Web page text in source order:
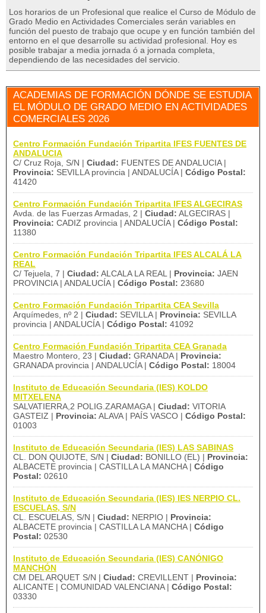
Los horarios de un Profesional que realice el Curso de Módulo de
Grado Medio en Actividades Comerciales serán variables en
función del puesto de trabajo que ocupe y en función también del
entorno en el que desarrolle su actividad profesional. Hoy es
posible trabajar a media jornada ó a jornada completa,
dependiendo de las necesidades del servicio.
ACADEMIAS DE FORMACIÓN DÓNDE SE ESTUDIA
EL MÓDULO DE GRADO MEDIO EN ACTIVIDADES
COMERCIALES 2026
Centro Formación Fundación Tripartita IFES FUENTES DE
ANDALUCIA
C/ Cruz Roja, S/N | Ciudad: FUENTES DE ANDALUCIA |
Provincia: SEVILLA provincia | ANDALUCÍA | Código Postal:
41420
Centro Formación Fundación Tripartita IFES ALGECIRAS
Avda. de las Fuerzas Armadas, 2 | Ciudad: ALGECIRAS |
Provincia: CADIZ provincia | ANDALUCÍA | Código Postal:
11380
Centro Formación Fundación Tripartita IFES ALCALÁ LA
REAL
C/ Tejuela, 7 | Ciudad: ALCALA LA REAL | Provincia: JAEN
PROVINCIA | ANDALUCÍA | Código Postal: 23680
Centro Formación Fundación Tripartita CEA Sevilla
Arquímedes, nº 2 | Ciudad: SEVILLA | Provincia: SEVILLA
provincia | ANDALUCÍA | Código Postal: 41092
Centro Formación Fundación Tripartita CEA Granada
Maestro Montero, 23 | Ciudad: GRANADA | Provincia:
GRANADA provincia | ANDALUCÍA | Código Postal: 18004
Instituto de Educación Secundaria (IES) KOLDO
MITXELENA
SALVATIERRA,2 POLIG.ZARAMAGA | Ciudad: VITORIA
GASTEIZ | Provincia: ALAVA | PAÍS VASCO | Código Postal:
01003
Instituto de Educación Secundaria (IES) LAS SABINAS
CL. DON QUIJOTE, S/N | Ciudad: BONILLO (EL) | Provincia:
ALBACETE provincia | CASTILLA LA MANCHA | Código
Postal: 02610
Instituto de Educación Secundaria (IES) IES NERPIO CL.
ESCUELAS, S/N
CL. ESCUELAS, S/N | Ciudad: NERPIO | Provincia:
ALBACETE provincia | CASTILLA LA MANCHA | Código
Postal: 02530
Instituto de Educación Secundaria (IES) CANÓNIGO
MANCHÓN
CM DEL ARQUET S/N | Ciudad: CREVILLENT | Provincia:
ALICANTE | COMUNIDAD VALENCIANA | Código Postal:
03330